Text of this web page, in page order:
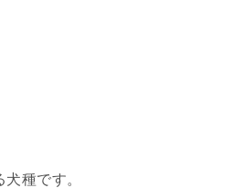
種です。